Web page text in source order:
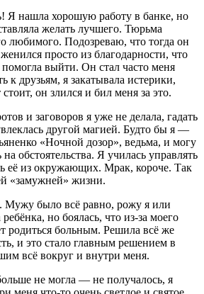
Я нашла хорошую работу в банке, но
желать лучшего. Тюрьма
любимого. Подозреваю, что тогда он
просто из благодарности, что
выйти. Он стал часто меня
к друзьям, я закатывала истерики,
он злился и бил меня за это.
и заговоров я уже не делала, гадать
другой магией. Будто бы я —
«Ночной дозор», ведьма, и могу
обстоятельства. Я училась управлять
её из окружающих. Мрак, короче. Так
«замужней» жизни.
Мужу было всё равно, рожу я или
но боялась, что из-за моего
родиться больным. Решила всё же
и это стало главным решением в
всё вокруг и внутри меня.
не могла — не получалось, я